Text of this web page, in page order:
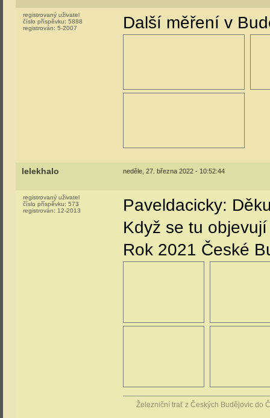
registrovaný uživatel
číslo příspěvku: 5888
registrován: 5-2007 Další měření v
lelekhalo neděle, 27. března 2022 - 10:52:44
registrovaný uživatel
číslo příspěvku: 573
registrován: 12-2013
Paveldacicky:
Když se tu
Rok 2021 České
Železniční trať z Českých Budějovic do